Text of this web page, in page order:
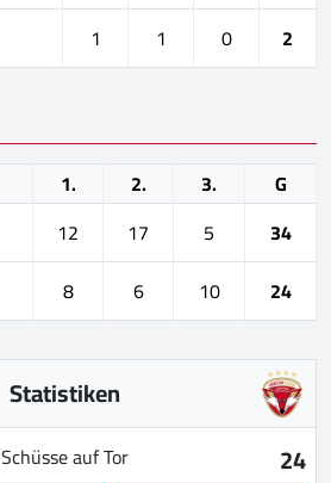
1 1 0 2
1. 2. 3.
G
12 17 5
34
8 6 10 24
Statistiken
Schüsse auf Tor
24